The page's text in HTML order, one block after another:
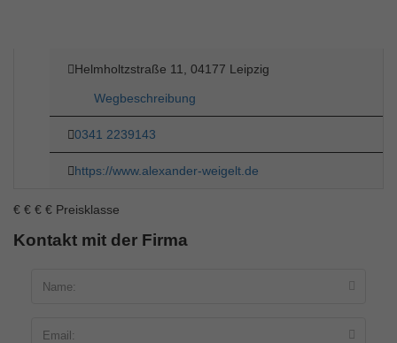
Helmholtzstraße 11, 04177 Leipzig
Wegbeschreibung
0341 2239143
https://www.alexander-weigelt.de
€ € € € Preisklasse
Kontakt mit der Firma